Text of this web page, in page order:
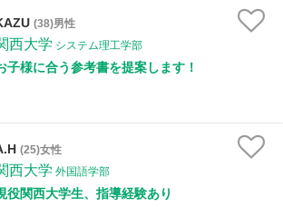
(38)男性
西大学 システム理工学部
子様に合う参考書を提案します！
(25)女性
西大学 外国語学部
役関西大学生、指導経験あり